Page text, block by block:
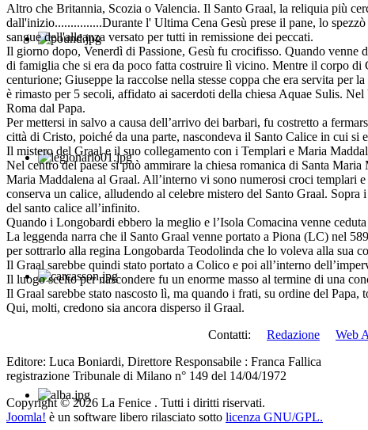
Altro che Britannia, Scozia o Valencia. Il Santo Graal, la reliquia più
dall'inizio...............Durante l' Ultima Cena Gesù prese il pane, lo
sangue dell'alleanza versato per tutti in remissione dei peccati.
Il giorno dopo, Venerdì di Passione, Gesù fu crocifisso. Quando
di famiglia che si era da poco fatta costruire lì vicino. Mentre il corpo di
centurione; Giuseppe la raccolse nella stesse coppa che era servita
è rimasto per 5 secoli, affidato ai sacerdoti della chiesa Aquae Sulis.
Roma dal Papa.
Per mettersi in salvo a causa dell’arrivo dei barbari, fu costretto a
città di Cristo, poiché da una parte, nascondeva il Santo Calice in cui
Il mistero del Graal e il suo collegamento con i Templari e Maria
Nel centro del paese si può ammirare la chiesa romanica di Santa
Maria Maddalena al Graal. All’interno vi sono numerosi croci templari
conserva un calice, alludendo al celebre mistero del Santo Graal.
del santo calice all’infinito.
Quando i Longobardi ebbero la meglio e l’Isola Comacina venne
La leggenda narra che il Santo Graal venne portato a Piona (LC) nel
per sottrarlo alla regina Longobarda Teodolinda che lo voleva alla sua
Il Graal sarebbe quindi stato portato a Colico e poi all’interno
Il luogo scelto per nascondere fu un enorme masso al termine di una
Il Graal sarebbe stato nascosto lì, ma quando i frati, su ordine del
Qui, molti, credono sia ancora disperso il Graal.
Contatti: Redazione Web
Editore: Luca Boniardi, Direttore Responsabile : Franca Fallica
registrazione Tribunale di Milano n° 149 del 14/04/1972
Copyright © 2026 La Fenice . Tutti i diritti riservati.
Joomla! è un software libero rilasciato sotto licenza GNU/GPL.